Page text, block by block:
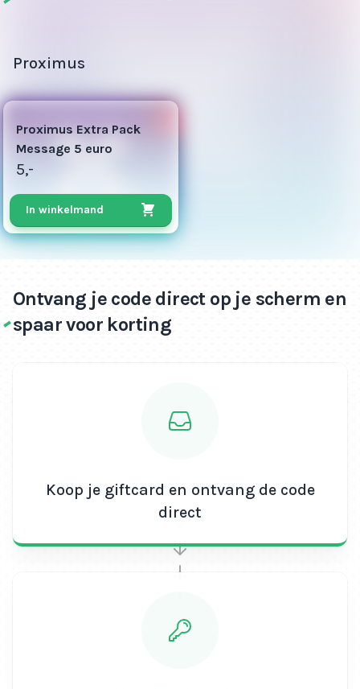
Proximus
3
Proximus Extra Pack
Message 5 euro
5,-
In winkelmand
Ontvang je code direct op je scherm en
spaar voor korting
Koop je giftcard en ontvang de code
direct